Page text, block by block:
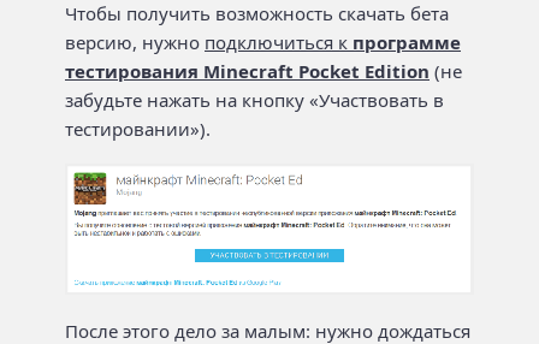
Чтобы получить возможность скачать бета
версию, нужно подключиться к программе
тестирования Minecraft Pocket Edition (не
забудьте нажать на кнопку «Участвовать в
тестировании»).
После этого дело за малым: нужно дождаться